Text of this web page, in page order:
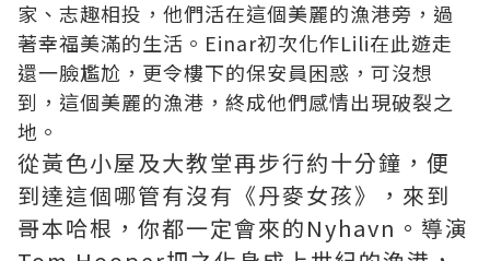
家、志趣相投，他們活在這個美麗的漁港旁，過
著幸福美滿的生活。Einar初次化作Lili在此遊走
還一臉尷尬，更令樓下的保安員困惑，可沒想
到，這個美麗的漁港，終成他們感情出現破裂之
地。
從黃色小屋及大教堂再步行約十分鐘，便
到達這個哪管有沒有《丹麥女孩》，來到
哥本哈根，你都一定會來的Nyhavn。導演